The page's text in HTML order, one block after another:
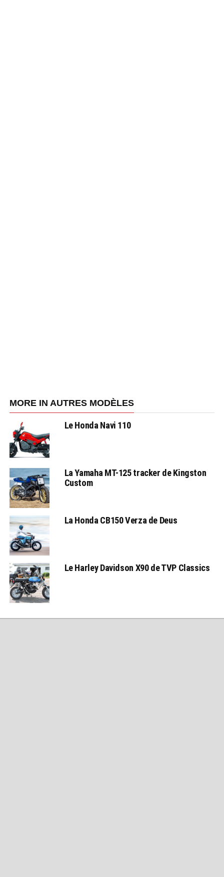
MORE IN AUTRES MODÈLES
Le Honda Navi 110
La Yamaha MT-125 tracker de Kingston
Custom
La Honda CB150 Verza de Deus
Le Harley Davidson X90 de TVP Classics